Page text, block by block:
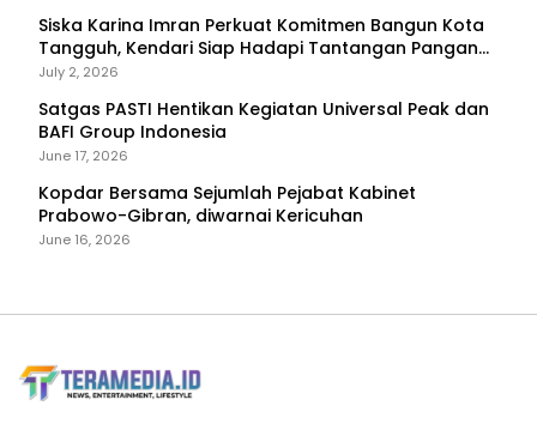
Siska Karina Imran Perkuat Komitmen Bangun Kota
Tangguh, Kendari Siap Hadapi Tantangan Pangan
dan Bencana
July 2, 2026
Satgas PASTI Hentikan Kegiatan Universal Peak dan
BAFI Group Indonesia
June 17, 2026
Kopdar Bersama Sejumlah Pejabat Kabinet
Prabowo-Gibran, diwarnai Kericuhan
June 16, 2026